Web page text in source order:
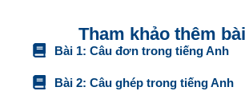
Tham khảo thêm
Bài 1: Câu đơn trong tiếng Anh
Bài 2: Câu ghép trong tiếng Anh